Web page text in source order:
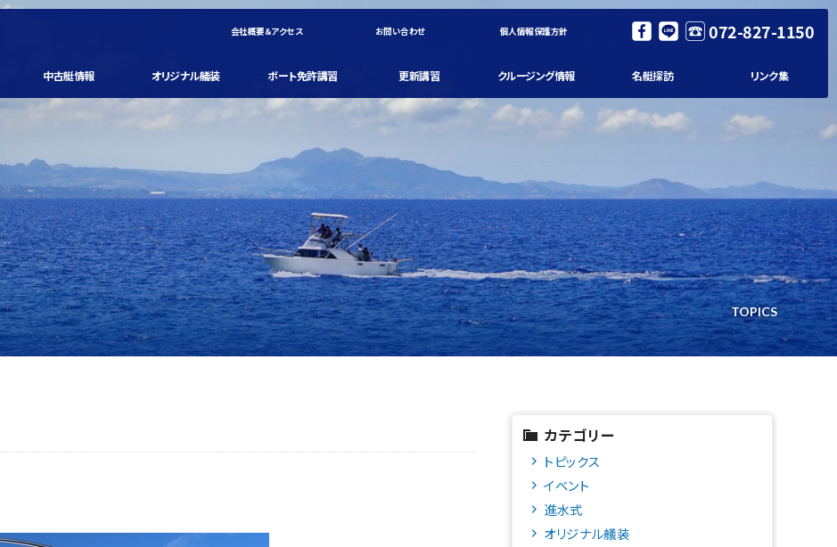
会社概要＆アクセス お問い合わせ 個人情報保護方針 072-827-1150
中古艇情報 オリジナル艤装 ボート免許講習 更新講習 クルージング情報 名艇探訪 リンク集
TOPICS
カテゴリー
トピックス
イベント
進水式
オリジナル艤装